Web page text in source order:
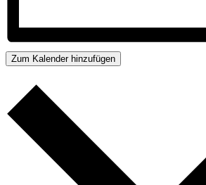
Zum Kalender hinzufügen